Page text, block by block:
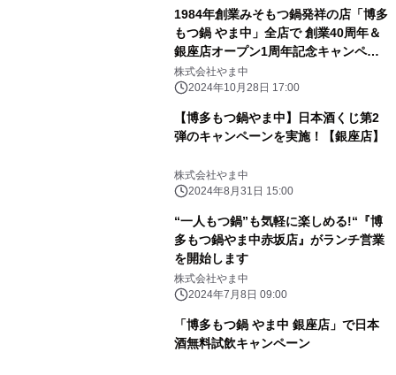
1984年創業みそもつ鍋発祥の店「博多
もつ鍋 やま中」全店で 創業40周年＆
銀座店オープン1周年記念キャンペー
ン 11月16日（土）～17日（日）限定
で開催
株式会社やま中
2024年10月28日 17:00
【博多もつ鍋やま中】日本酒くじ第2
弾のキャンペーンを実施！【銀座店】
株式会社やま中
2024年8月31日 15:00
“一人もつ鍋”も気軽に楽しめる!“『博
多もつ鍋やま中赤坂店』がランチ営業
を開始します
株式会社やま中
2024年7月8日 09:00
「博多もつ鍋 やま中 銀座店」で日本
酒無料試飲キャンペーン